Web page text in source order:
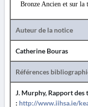
Bronze Ancien et sur la
Auteur de la notice
Catherine Bouras
Références
J. Murphy, Rapport des
: http://www.iihsa.ie/